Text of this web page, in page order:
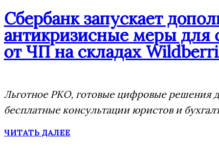
Сбербанк запускает
антикризисные меры для
от ЧП на складах
Льготное РКО, готовые цифровые решения
бесплатные консультации юристов и
ЧИТАТЬ ДАЛЕЕ